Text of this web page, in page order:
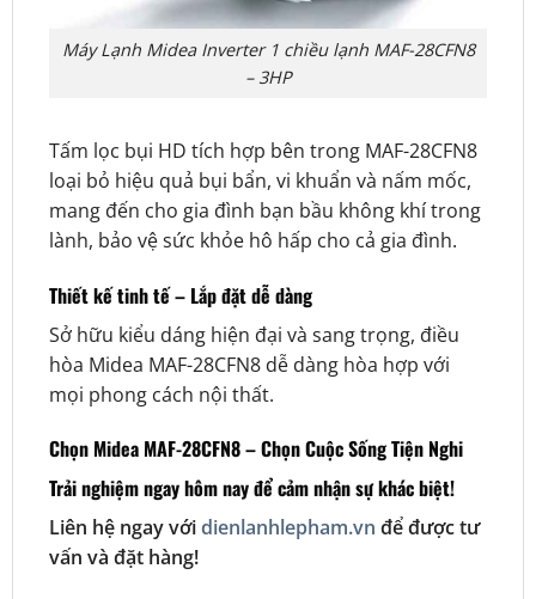
Máy Lạnh Midea Inverter 1 chiều lạnh MAF-28CFN8
– 3HP
Tấm lọc bụi HD tích hợp bên trong MAF-28CFN8
loại bỏ hiệu quả bụi bẩn, vi khuẩn và nấm mốc,
mang đến cho gia đình bạn bầu không khí trong
lành, bảo vệ sức khỏe hô hấp cho cả gia đình.
Thiết kế tinh tế – Lắp đặt dễ dàng
Sở hữu kiểu dáng hiện đại và sang trọng, điều
hòa Midea MAF-28CFN8 dễ dàng hòa hợp với
mọi phong cách nội thất.
Chọn Midea MAF-28CFN8 – Chọn Cuộc Sống Tiện Nghi
Trải nghiệm ngay hôm nay để cảm nhận sự khác biệt!
Liên hệ ngay vớidienlanhlepham.vn để được tư
vấn và đặt hàng!